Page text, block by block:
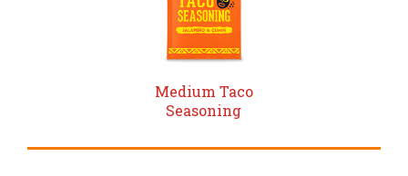
Medium Taco
Seasoning